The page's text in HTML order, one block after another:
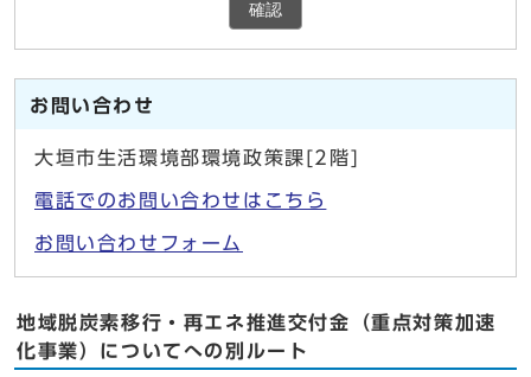
確認
お問い合わせ
大垣市生活環境部環境政策課[2階]
電話でのお問い合わせはこちら
お問い合わせフォーム
地域脱炭素移行・再エネ推進交付金（重点対策加速
化事業）についてへの別ルート